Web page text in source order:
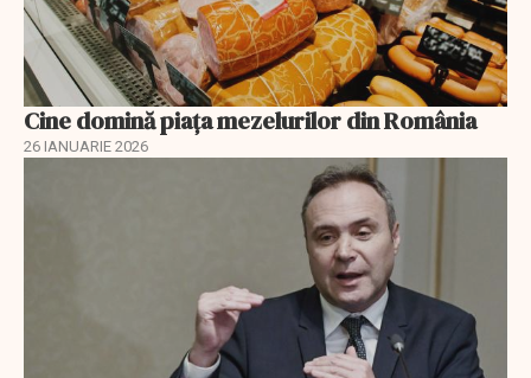
Cine domină piața mezelurilor din România
26 IANUARIE 2026